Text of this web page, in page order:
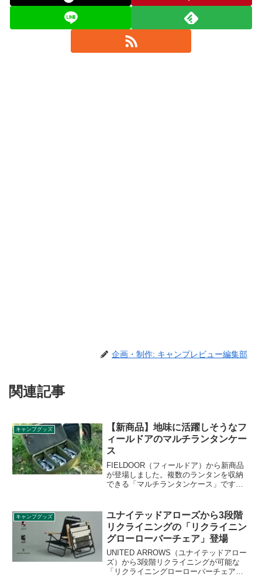
企画・制作: キャンプレビュー編集部
関連記事
キャンプグッズ
【新商品】地味に活躍しそうなフ
ィールドアのマルチランタンケー
ス
FIELDOOR（フィールドア）から新商品
が登場しました。複数のランタンを収納
できる「マルチランタンケース」です。
方も多いはず。壊れやすいランタンを守
ってくれる本製品をレビューします。
キャンプグッズ
ユナイテッドアローズから3段階
リクライニングの「リクライニン
グローローバーチェア」登場
UNITED ARROWS（ユナイテッドアロー
ズ）から3段階リクライニングが可能な
「リクライニングローローバーチェア」